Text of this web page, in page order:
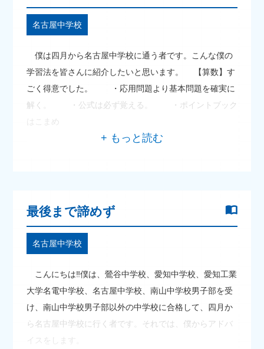
名古屋中学校
僕は四月から名古屋中学校に通う者です。こんな僕の
学習法を皆さんに紹介したいと思います。 【算数】す
ごく得意でした。 ・応用問題より基本問題を確実に
解く。 ・公式は必ず覚える。 ・ポイントブック
はこまめ
最後まで諦めず
名古屋中学校
こんにちは‼僕は、鶯谷中学校、愛知中学校、愛知工業
大学名電中学校、名古屋中学校、南山中学校男子部を受
け、南山中学校男子部以外の中学校に合格して、四月か
ら名古屋中学校に行く者です。それでは、僕からアドバ
イスをします。